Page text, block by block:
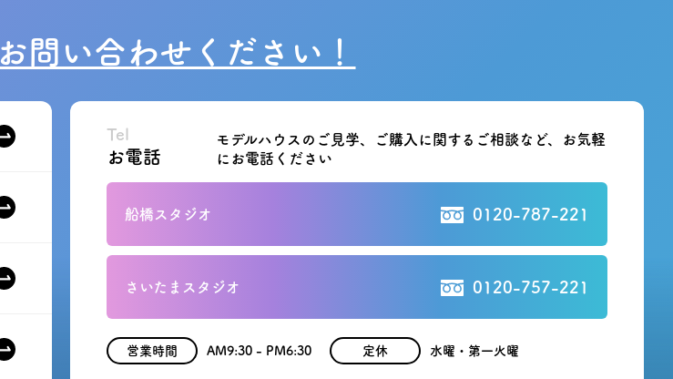
お問い合わせください！
Tel
お電話
モデルハウスのご見学、ご購入に関する ご相談など、お気軽
にお電話ください
船橋スタジオ 0120-787-221
さいたまスタジオ 0120-757-221
営業時間 AM9:30 - PM6:30 定休 水曜・第一火曜